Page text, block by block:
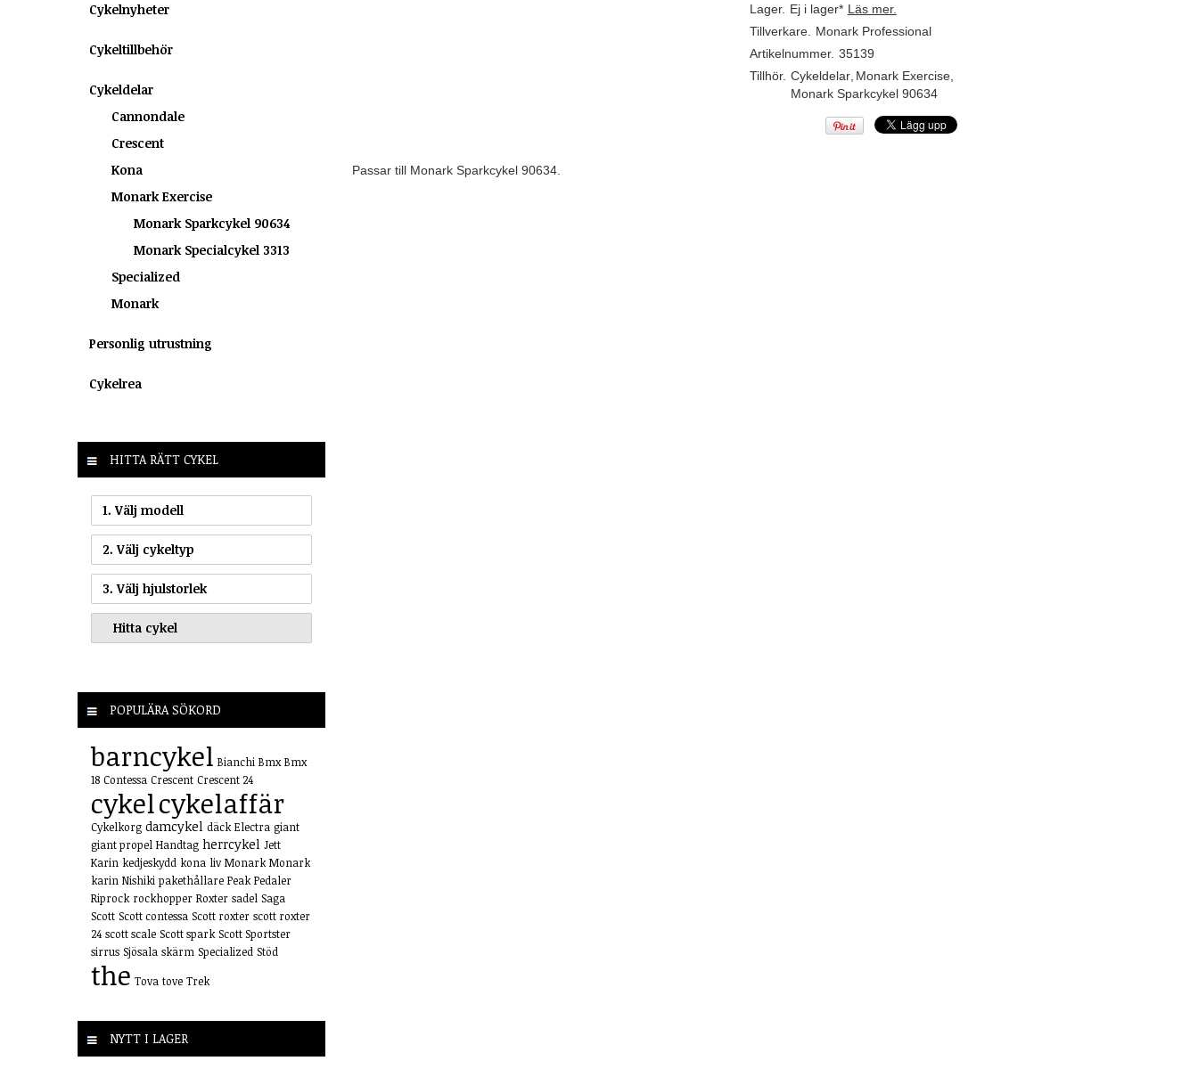
Cykelnyheter
Cykeltillbehör
Cykeldelar
Cannondale
Crescent
Kona
Monark Exercise
Monark Sparkcykel 90634
Monark Specialcykel 3313
Specialized
Monark
Personlig utrustning
Cykelrea
HITTA RÄTT CYKEL
1. Välj modell
2. Välj cykeltyp
3. Välj hjulstorlek
POPULÄRA SÖKORD
barncykel Bianchi Bmx Bmx
18 Contessa Crescent Crescent 24
cykelcykelaffär
Cykelkorg damcykel däck Electra giant
giant propel Handtag herrcykel Jett
Karin kedjeskydd kona liv Monark Monark
karin Nishiki pakethållare Peak Pedaler
Riprock rockhopper Roxter sadel Saga
Scott Scott contessa Scott roxter scott roxter
24 scott scale Scott spark Scott Sportster
sirrus Sjösala skärm Specialized Stöd
the Tova tove Trek
NYTT I LAGER
Lager. Ej i lager* Läs mer.
Tillverkare.
Monark Professional
Artikelnummer. 35139
Tillhör. Cykeldelar, Monark Exercise,
Monark Sparkcykel 90634
Passar till Monark Sparkcykel 90634.